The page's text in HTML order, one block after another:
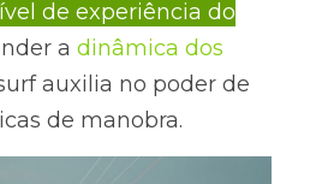
de experiência do
a dinâmica dos
auxilia no poder de
de manobra.